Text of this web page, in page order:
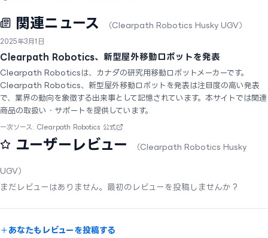
関連ニュース （Clearpath Robotics Husky UGV）
2025年3月1日
Clearpath Robotics、新型屋外移動ロボットを発表
Clearpath Roboticsは、カナダの研究用移動ロボットメーカーです。
Clearpath Robotics、新型屋外移動ロボットを発表は注目度の高い発表
で、業界の動向を象徴する出来事として記憶されています。本サイトでは関連
商品の取扱い・サポートを提供しています。
一次ソース: Clearpath Robotics 公式
ユーザーレビュー （Clearpath Robotics Husky
UGV）
まだレビューはありません。最初のレビューを投稿しませんか？
あなたもレビューを投稿する